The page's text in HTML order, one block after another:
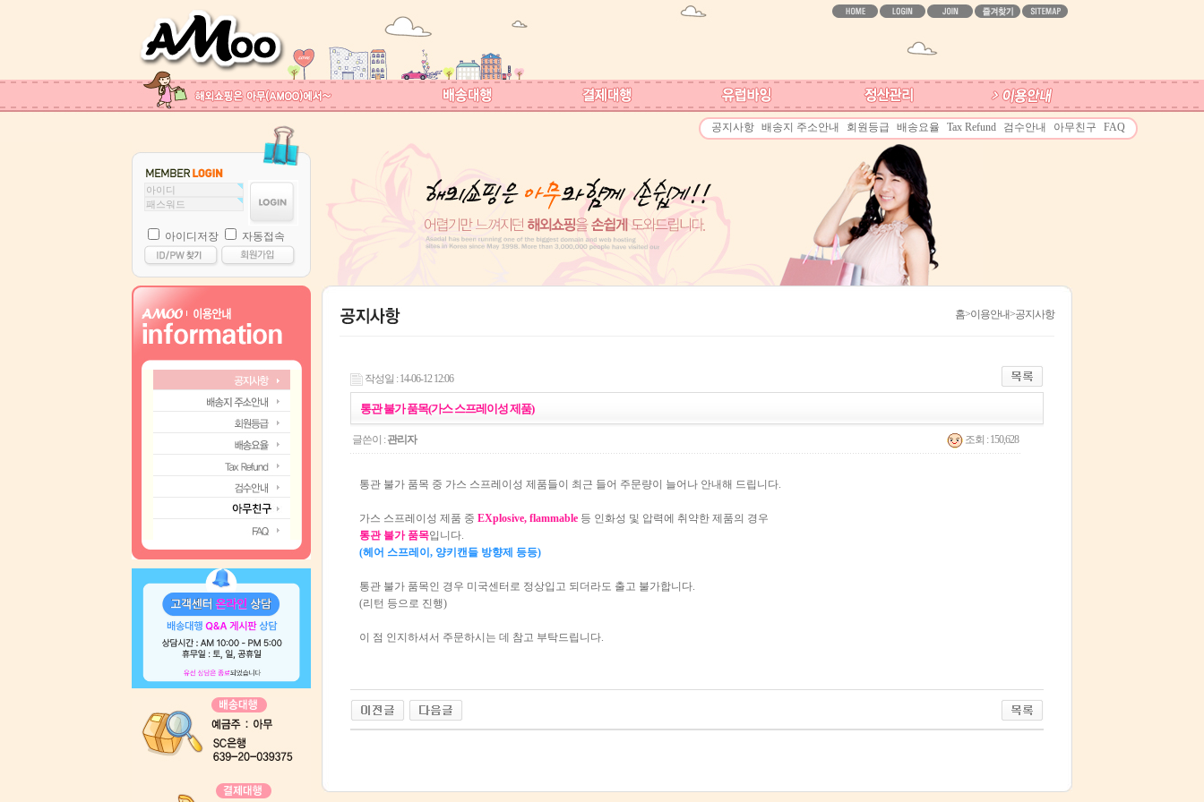
공지사항 배송지 주소안내 회원등급 배송요율 Tax Refund 검수안내 아무친구 FAQ
아이디저장 자동접속
홈>이용안내>공지사항
작성일 : 14-06-12 12:06
통관 불가 품목(가스 스프레이성 제품)
글쓴이 : 관리자 조회 : 150,628
통관 불가 품목 중 가스 스프레이성 제품들이 최근 들어 주문량이 늘어나 안내해 드립니다.
가스 스프레이성 제품 중 EXplosive, flammable 등 인화성 및 압력에 취약한 제품의 경우
통관 불가 품목입니다.
(헤어 스프레이, 양키캔들 방향제 등등)
통관 불가 품목인 경우 미국센터로 정상입고 되더라도 출고 불가합니다.
(리턴 등으로 진행)
이 점 인지하셔서 주문하시는 데 참고 부탁드립니다.